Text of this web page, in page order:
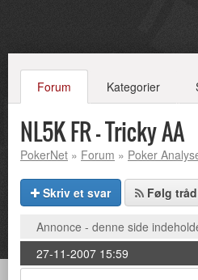
Forum Kategorier
NL5K FR - Tricky AA
PokerNet » Forum » Poker
Skriv et svar Følg tråd
Annonce - denne side
27-11-2007 15:59